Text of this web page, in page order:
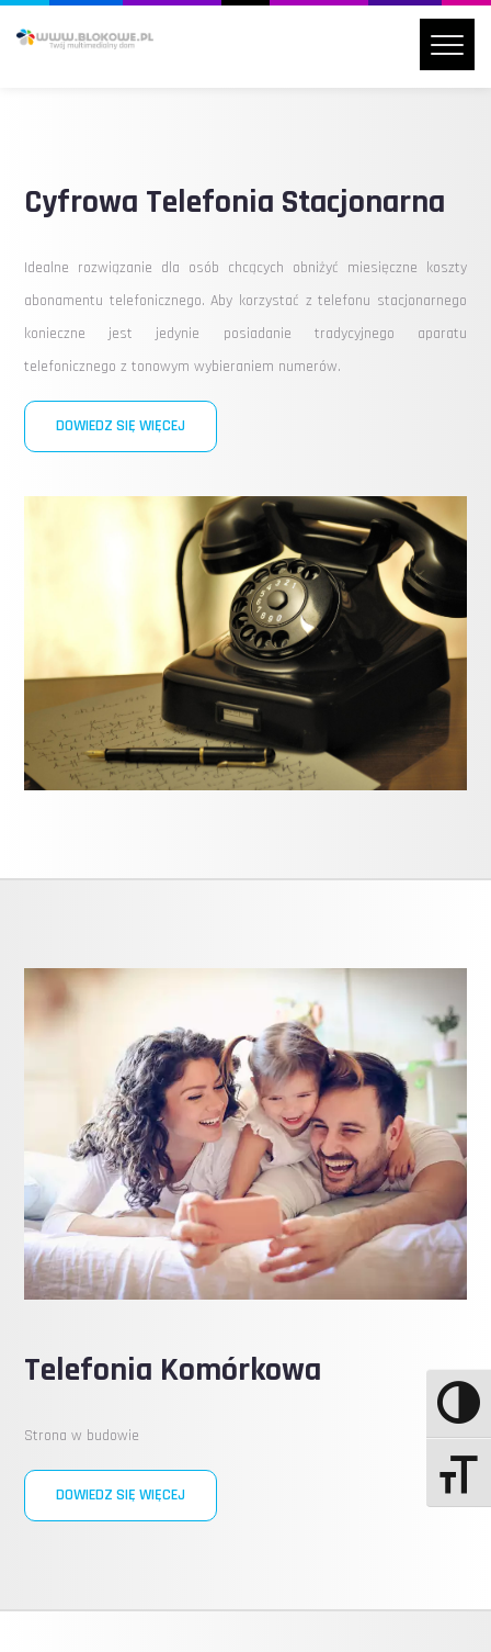
Cyfrowa Telefonia Stacjonarna
Idealne rozwiązanie dla osób chcących obniżyć miesięczne koszty
abonamentu telefonicznego. Aby korzystać z telefonu stacjonarnego
konieczne jest jedynie posiadanie tradycyjnego aparatu
telefonicznego z tonowym wybieraniem numerów.
DOWIEDZ SIĘ WIĘCEJ
Telefonia Komórkowa
Strona w budowie
DOWIEDZ SIĘ WIĘCEJ